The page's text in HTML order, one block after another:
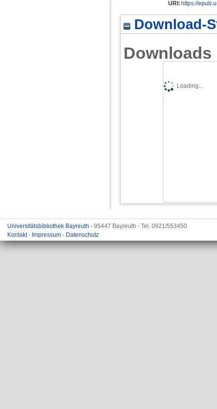
URI: https://
Download-
Downloads
Loading...
Universitätsbibliothek Bayreuth - 95447 Bayreuth - Tel. 0921/553450
Kontakt- Impressum - Datenschutz